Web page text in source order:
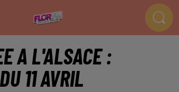
A L'ALSACE :
11 AVRIL